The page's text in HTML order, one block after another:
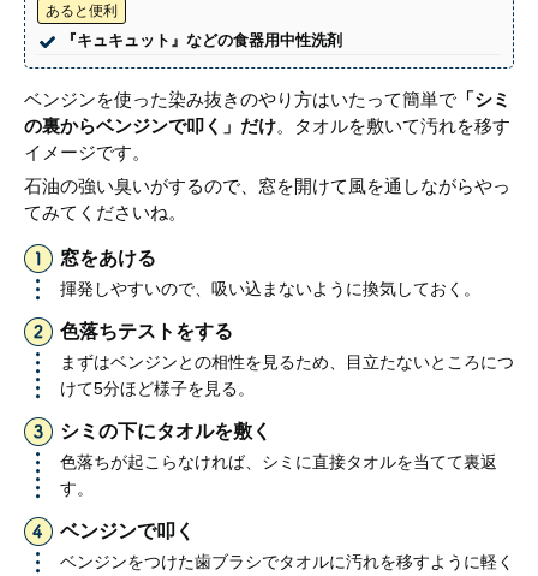
あると便利
『キュキュット』などの食器用中性洗剤
ベンジンを使った染み抜きのやり方はいたって簡単で 「シミ
の裏からベンジンで叩く」だけ。タオルを敷いて汚れを移す
イメージです。
石油の強い臭いがするので、窓を開けて風を通しながらやっ
てみてくださいね。
窓をあける
揮発しやすいので、吸い込まないように換気しておく。
色落ちテストをする
まずはベンジンとの相性を見るため、目立たないところにつ
けて5分ほど様子を見る。
シミの下にタオルを敷く
色落ちが起こらなければ、シミに直接タオルを当てて裏返
す。
ベンジンで叩く
ベンジンをつけた歯ブラシでタオルに汚れを移すように軽く